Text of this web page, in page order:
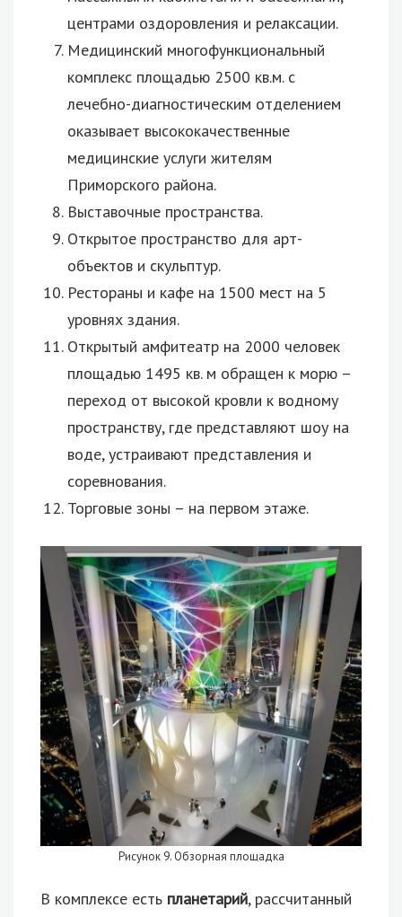
центрами оздоровления и релаксации.
Медицинский многофункциональный
комплекс площадью 2500 кв.м. с
лечебно-диагностическим отделением
оказывает высококачественные
медицинские услуги жителям
Приморского района.
Выставочные пространства.
Открытое пространство для арт-
объектов и скульптур.
Рестораны и кафе на 1500 мест на 5
уровнях здания.
Открытый амфитеатр на 2000 человек
площадью 1495 кв. м обращен к морю –
переход от высокой кровли к водному
пространству, где представляют шоу на
воде, устраивают представления и
соревнования.
Торговые зоны – на первом этаже.
Рисунок 9. Обзорная площадка
В комплексе есть планетарий, рассчитанный